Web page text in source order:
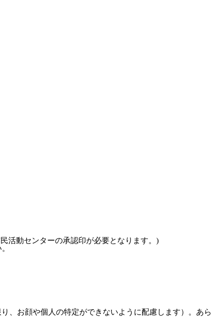
活動センターの承認印が必要となります。)
、お顔や個人の特定ができないように配慮します）。あら